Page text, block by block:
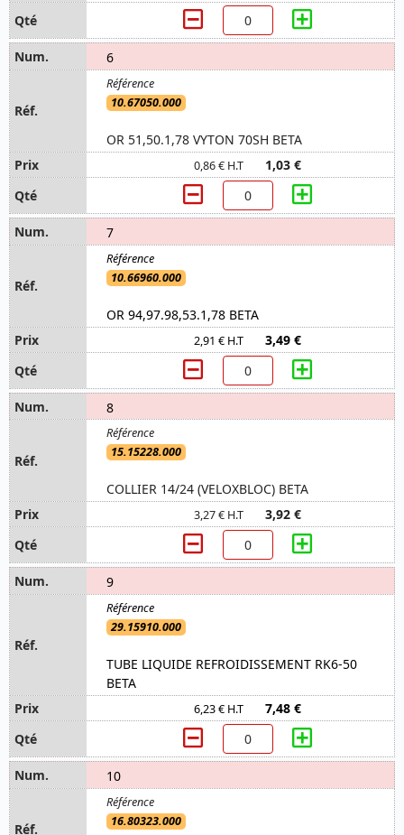
6
10.67050.000
OR 51,50.1,78 VYTON 70SH BETA
0,86 € H.T 1,03 €
7
10.66960.000
OR 94,97.98,53.1,78 BETA
2,91 € H.T 3,49 €
8
15.15228.000
COLLIER 14/24 (VELOXBLOC) BETA
3,27 € H.T 3,92 €
9
29.15910.000
TUBE LIQUIDE REFROIDISSEMENT RK6-50
BETA
6,23 € H.T 7,48 €
10
16.80323.000